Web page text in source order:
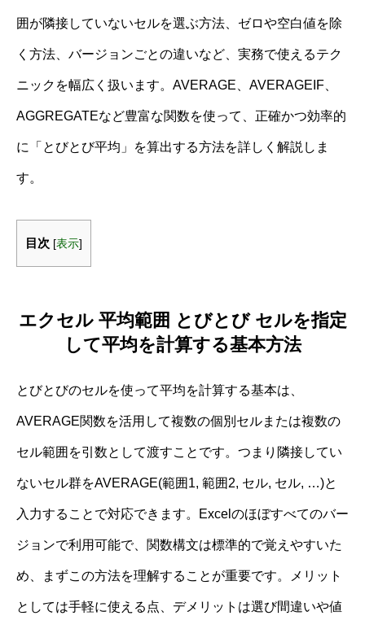
囲が隣接していないセルを選ぶ方法、ゼロや空白値を除
く方法、バージョンごとの違いなど、実務で使えるテク
ニックを幅広く扱います。AVERAGE、AVERAGEIF、
AGGREGATEなど豊富な関数を使って、正確かつ効率的
に「とびとび平均」を算出する方法を詳しく解説しま
す。
目次 [表示]
エクセル 平均範囲 とびとび セルを指定
して平均を計算する基本方法
とびとびのセルを使って平均を計算する基本は、
AVERAGE関数を活用して複数の個別セルまたは複数の
セル範囲を引数として渡すことです。つまり隣接してい
ないセル群をAVERAGE(範囲1, 範囲2, セル, セル, …)と
入力することで対応できます。Excelのほぼすべてのバー
ジョンで利用可能で、関数構文は標準的で覚えやすいた
め、まずこの方法を理解することが重要です。メリット
としては手軽に使える点、デメリットは選び間違いや値